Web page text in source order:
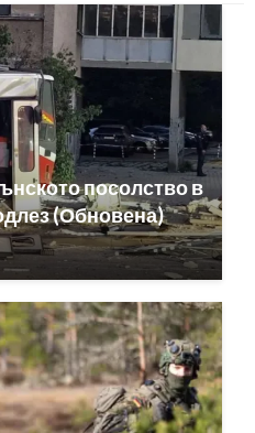
посолство в
(Обновена)